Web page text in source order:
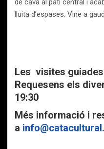
de cava al pati central i
lluita d’espases. Vine a
Les visites
Requesens els
19:30
Més informació i
a